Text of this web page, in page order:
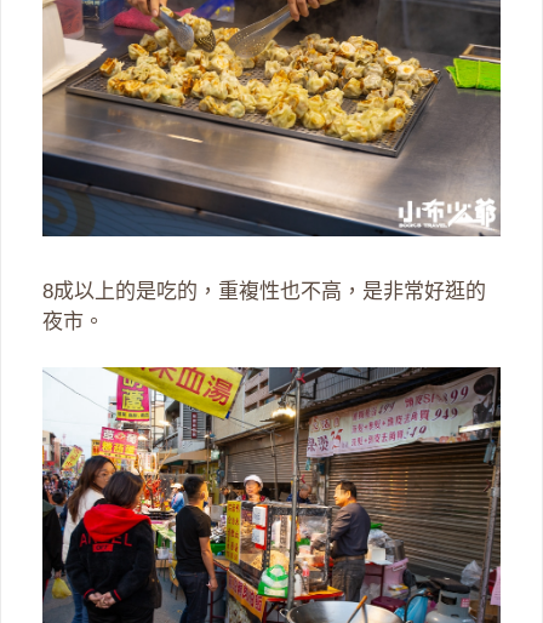
8成以上的是吃的，重複性也不高，是非常好逛的
夜市。